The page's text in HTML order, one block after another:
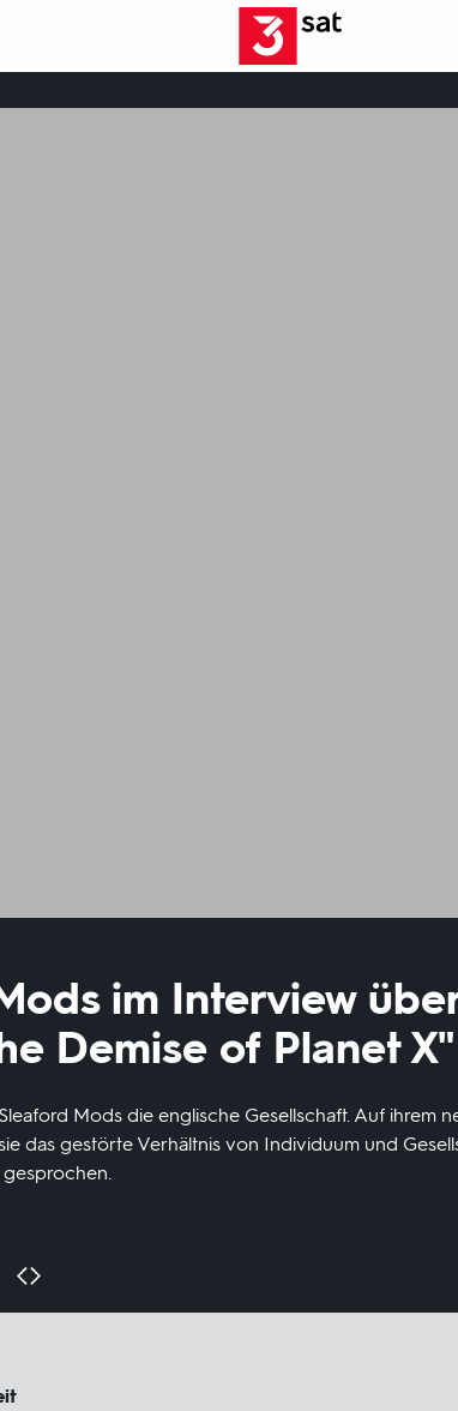
im Interview
Demise of Planet X"
Sleaford Mods die englische Gesellschaft. Auf ihrem
das gestörte Verhältnis von Individuum und